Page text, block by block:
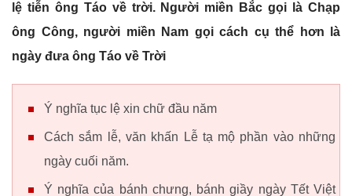
lệ tiễn ông Táo về trời. Người miền Bắc gọi là Chạp
ông Công, người miền Nam gọi cách cụ thể hơn là
ngày đưa ông Táo về Trời
Ý nghĩa tục lệ xin chữ đầu năm
Cách sắm lễ, văn khấn Lễ tạ mộ phần vào những
ngày cuối năm.
Ý nghĩa của bánh chưng, bánh giầy ngày Tết Việt